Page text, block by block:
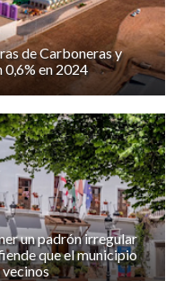
de Carboneras y
0,6% en 2024
un padrón irregular
que el municipio
vecinos